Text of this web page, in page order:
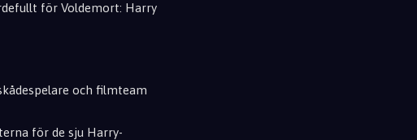
för Voldemort: Harry
och filmteam
för de sju Harry-